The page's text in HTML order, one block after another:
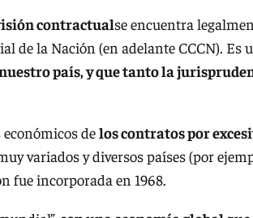
contractualse encuentra
de la Nación (en adelante CCCN).
nuestro país, y que tanto la
delos contratos por
variados y diversos países (por
fue incorporada en 1968.